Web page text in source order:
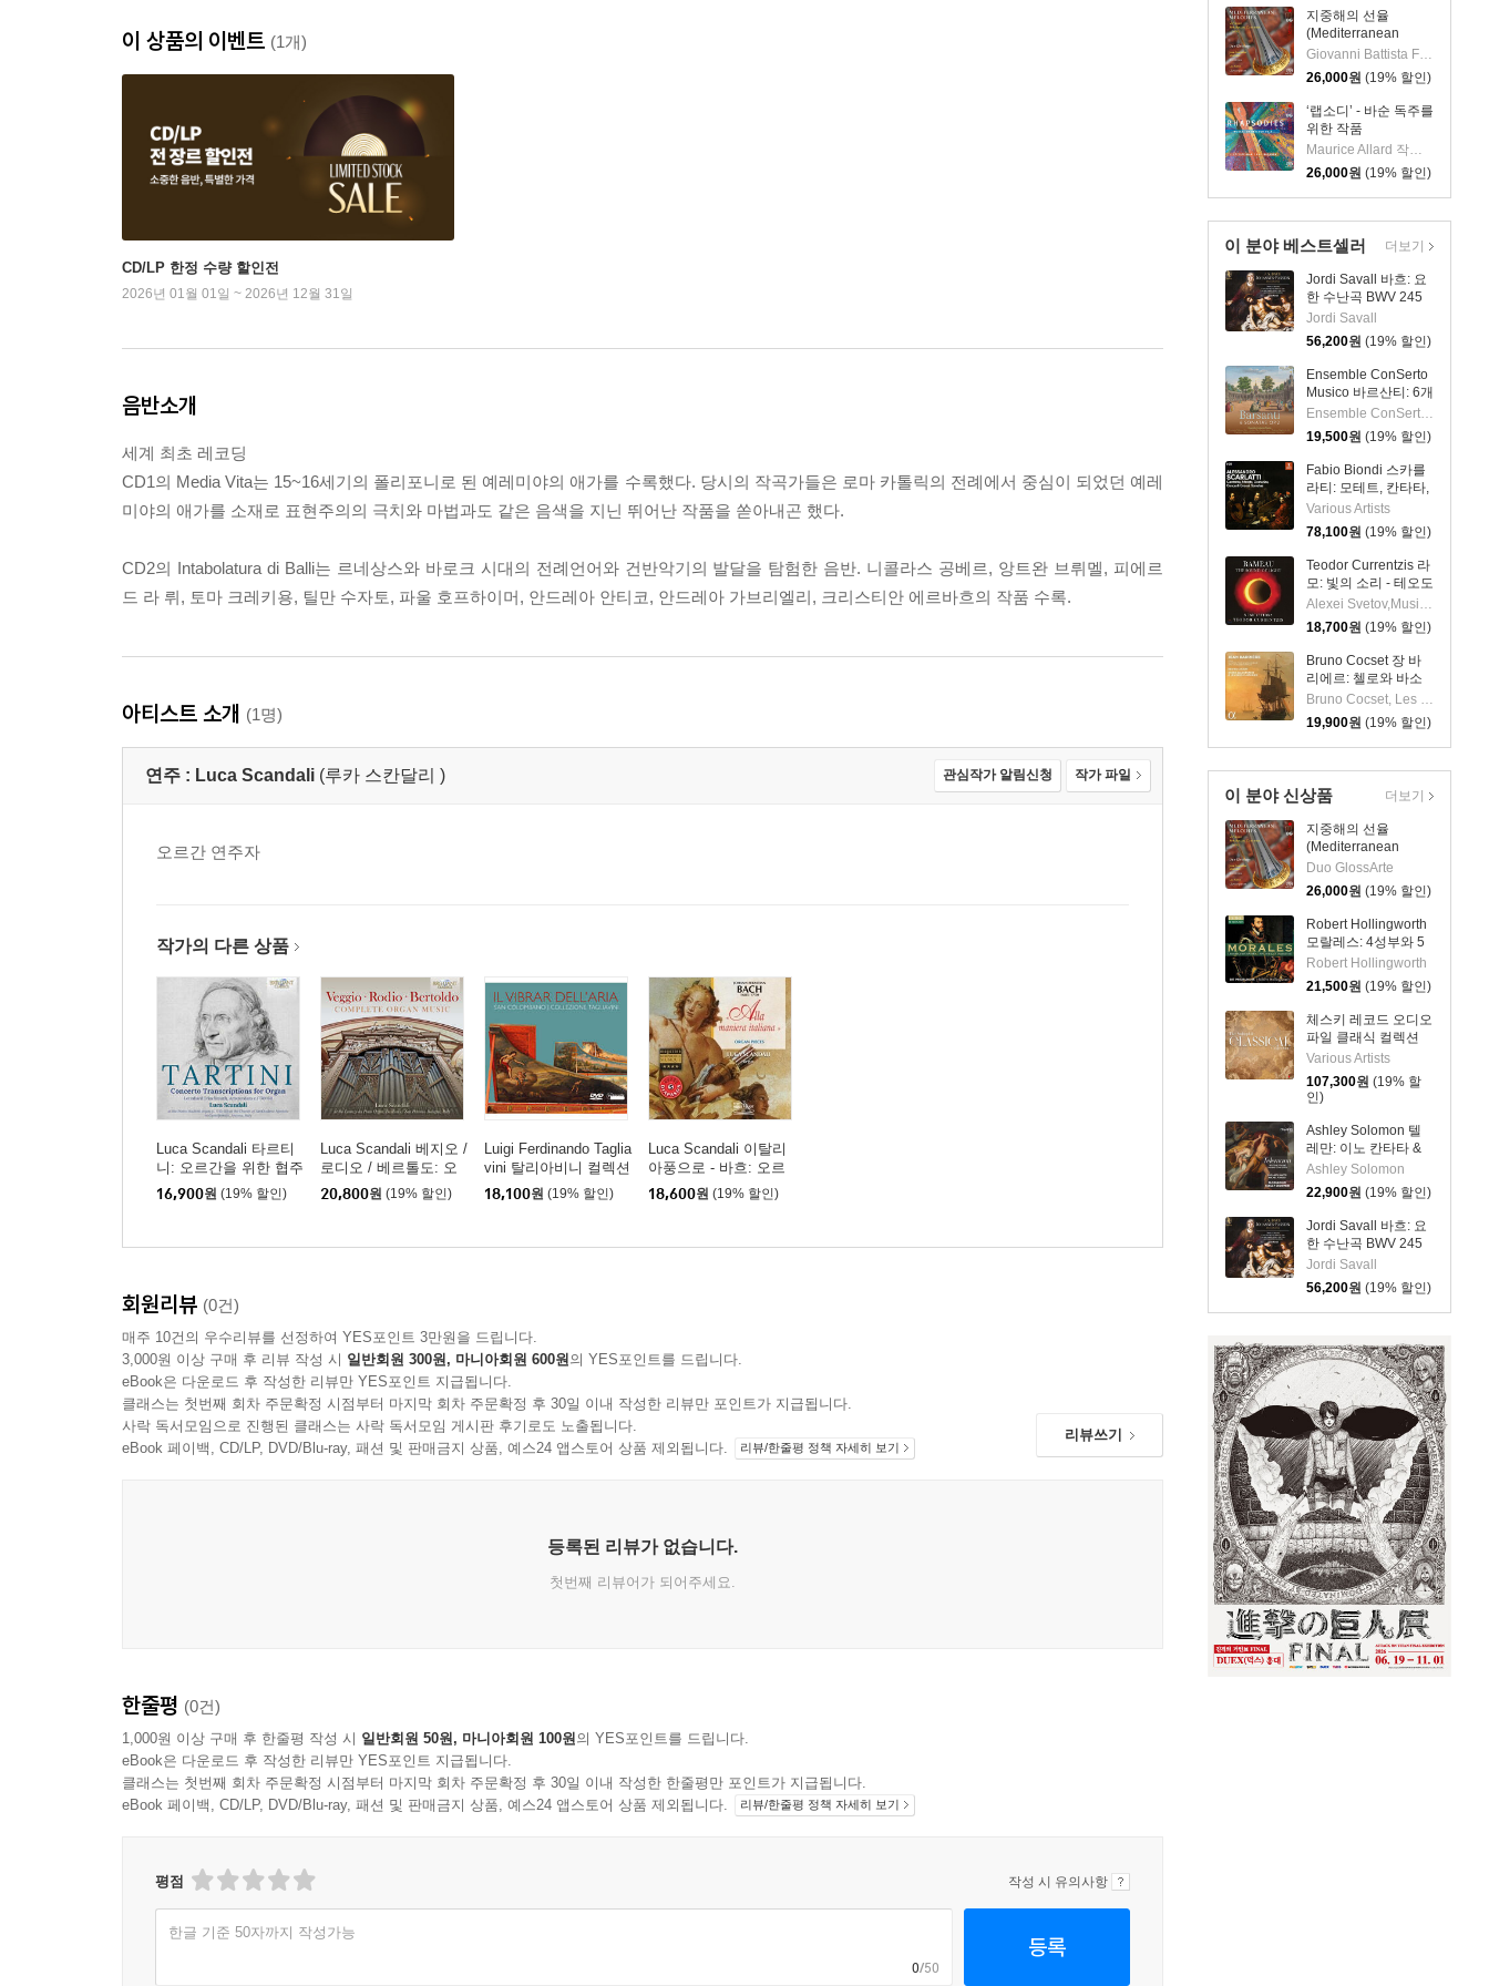
지중해의 선율
(Mediterranean
Melodies) [SACD
Hybrid]
Giovanni Battista Fontana 작곡 외 5명
26,000원 (19% 할인)
‘랩소디’ - 바순 독주를
위한 작품
(Rhapsodies: Works
for Bassoon solo)
[SACD Hybrid]
Maurice Allard 작곡 외 4명
26,000원 (19% 할인)
이 분야 베스트셀러
Jordi Savall 바흐: 요
한 수난곡 BWV 245
(Bach: Johannes-
Passion BWV 245)
[Hybrid SACD]
Jordi Savall
56,200원 (19% 할인)
Ensemble ConSerto
Musico 바르산티: 6개
의 소나타, Op. 2
(Barsanti: 6 Sonatas,
Op. 2)
Ensemble ConSerto Musico
19,500원 (19% 할인)
Fabio Biondi 스카를
라티: 모테트, 칸타타,
오리토리오 외
(Scarlatti: Cantatas,
Motets, Oratorios,
Concerti grossi,
Sonatas) [9CD 박스
세트]
Various Artists
78,100원 (19% 할인)
Teodor Currentzis 라
모: 빛의 소리 - 테오도
르 쿠렌치스
(Rameau: The
Sound of Light)
Alexei Svetov,MusicAeterna Orchestra,Teodor Currentzis
18,700원 (19% 할인)
Bruno Cocset 장 바
리에르: 첼로와 바소
콘티누오를 위한 소나
타 2집 (Jean
Barriere: Sonatas for
Cello & Bass
Continuo Vol. 2)
Bruno Cocset, Les Basses Reunies, Jean Barriere, Guido Balestracci
19,900원 (19% 할인)
더보기
이 분야 신상품
지중해의 선율
(Mediterranean
Melodies) [SACD
Hybrid]
Duo GlossArte
26,000원 (19% 할인)
Robert Hollingworth
모랄레스: 4성부와 5
성부 미사 ‘무장한 사
람’, 마니피카트
(Morales: L'homme
arme Masses)
Robert Hollingworth
21,500원 (19% 할인)
체스키 레코드 오디오
파일 클래식 컬렉션
(The Audiophile
Classical Collection)
[LP]
Various Artists
107,300원 (19% 할
인)
Ashley Solomon 텔
레만: 이노 칸타타 &
이중 협주곡
(Telemann: Ino
Cantata and Double
Concertos)
Ashley Solomon
22,900원 (19% 할인)
Jordi Savall 바흐: 요
한 수난곡 BWV 245
(Bach: Johannes-
Passion BWV 245)
[Hybrid SACD]
Jordi Savall
56,200원 (19% 할인)
더보기
이 상품의 이벤트 (1개)
CD/LP 한정 수량 할인전
2026년 01월 01일 ~ 2026년 12월 31일
음반소개
세계 최초 레코딩
CD1의 Media Vita는 15~16세기의 폴리포니로 된 예레미야의 애가를 수록했다. 당시의 작곡가들은 로마 카톨릭의 전례에서 중심이 되었던 예레
미야의 애가를 소재로 표현주의의 극치와 마법과도 같은 음색을 지닌 뛰어난 작품을 쏟아내곤 했다.
CD2의 Intabolatura di Balli는 르네상스와 바로크 시대의 전례언어와 건반악기의 발달을 탐험한 음반. 니콜라스 공베르, 앙트완 브뤼멜, 피에르
드 라 뤼, 토마 크레키용, 틸만 수자토, 파울 호프하이머, 안드레아 안티코, 안드레아 가브리엘리, 크리스티안 에르바흐의 작품 수록.
아티스트 소개 (1명)
연주 : Luca Scandali (루카 스칸달리 ) 관심작가 알림신청 작가 파일
오르간 연주자
작가의 다른 상품
Luca Scandali 타르티
니: 오르간을 위한 협주
곡 편곡 (Tartini: Concer
to Transcriptions for Or
uth, Amsterdam c. 175
16,900원 (19% 할인)
Luca Scandali 베지오 /
로디오 / 베르톨도: 오
르간 음악 전곡 (Veggio
/ Rodio / Bertoldo: Co
20,800원 (19% 할인)
Luigi Ferdinando Taglia
vini 탈리아비니 컬렉션
- 옛 건반악기 해설과
연주 (San Colombano -
[DVD]
18,100원 (19% 할인)
Luca Scandali 이탈리
아풍으로 - 바흐: 오르
간 작품집 (Alla Manier
a Italiana - Bach: Orga
18,600원 (19% 할인)
회원리뷰 (0건)
매주 10건의 우수리뷰를 선정하여 YES포인트 3만원을 드립니다.
3,000원 이상 구매 후 리뷰 작성 시 일반회원 300원, 마니아회원 600원의 YES포인트를 드립니다.
eBook은 다운로드 후 작성한 리뷰만 YES포인트 지급됩니다.
클래스는 첫번째 회차 주문확정 시점부터 마지막 회차 주문확정 후 30일 이내 작성한 리뷰만 포인트가 지급됩니다.
사락 독서모임으로 진행된 클래스는 사락 독서모임 게시판 후기로도 노출됩니다.
eBook 페이백, CD/LP, DVD/Blu-ray, 패션 및 판매금지 상품, 예스24 앱스토어 상품 제외됩니다.
리뷰/한줄평 정책 자세히 보기
리뷰쓰기
등록된 리뷰가 없습니다.
첫번째 리뷰어가 되어주세요.
한줄평 (0건)
1,000원 이상 구매 후 한줄평 작성 시 일반회원 50원, 마니아회원 100원의 YES포인트를 드립니다.
eBook은 다운로드 후 작성한 리뷰만 YES포인트 지급됩니다.
클래스는 첫번째 회차 주문확정 시점부터 마지막 회차 주문확정 후 30일 이내 작성한 한줄평만 포인트가 지급됩니다.
eBook 페이백, CD/LP, DVD/Blu-ray, 패션 및 판매금지 상품, 예스24 앱스토어 상품 제외됩니다.
리뷰/한줄평 정책 자세히 보기
평점 작성 시 유의사항
한글 기준 50자까지 작성가능
0/50
등록